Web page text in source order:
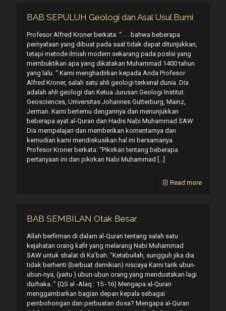
BAB SEPULUH Geologi dan Asal Usul Bumi
Profesor Alfred Kroner berkata: “. . . bahwa beberapa
pernyataan yang dibuat pada saat tidak dapat ditunjukkan,
tetapi metode ilmiah modern sekarang pada poslsi yang
membuktikan apa yang dikatakan Muhammad 1400 tahun
yang lalu. “ Kami menghadirkan kepada Anda Profesor
Alfred Kroner, salah satu ahli geologi terkenal dunia. Dia
adalah ahli geologi dan Ketua Jurusan Geologi Institut
Geosciences, Universitas Johannes Gutterburg, Mainz,
Jerman. Kami bertemu dengannya dan menunjukkan
beberapa ayat al-Quran dan Hadis Nabi Muhammad SAW
Dia mempelajari dan memberikan komentarnya dan
kemudian kami mendiskusikan hal ini bersamanya.
Profesor Kroner berkata: “Pikirkan tentang beberapa
pertanyaan ini dan pikirkan Nabi Muhammad […]
Read more
BAB SEMBILAN Otak Besar
Allah berfirman di dalam al-Quran tentang salah satu
kejahatan orang kafir yang melarang Nabi Muhammad
SAW untuk shalat di Ka’bah: “Ketabuilah, sungguh jika dia
tidak berhenti (berbuat demikian) niscaya Kami tarik ubun-
ubun-nya, (yaitu ) ubun-ubun orang yang mendustakan lagi
durhaka. ” (QS al -Alaq : 15 -16) Mengapa al-Quran
menggambarkan bagian depan kepala sebagai
pembohongan dan perbuatan dosa? Mengapa al-Quran